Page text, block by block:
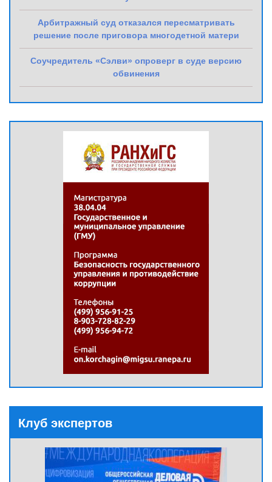
Арбитражный суд отказался пересматривать
решение после приговора многодетной матери
Соучредитель «Сэлви» опроверг в суде версию
обвинения
Клуб экспертов